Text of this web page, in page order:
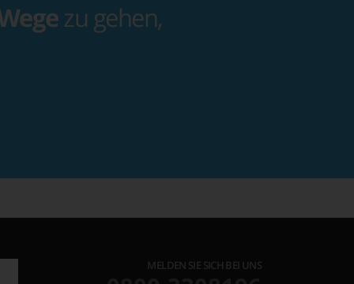
zu gehen,
MELDEN SIE SICH BEI UNS